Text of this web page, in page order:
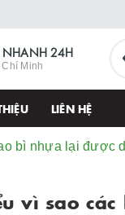
NHANH 24H
Chí Minh
LIÊN HỆ
bì nhựa lại được
vì sao